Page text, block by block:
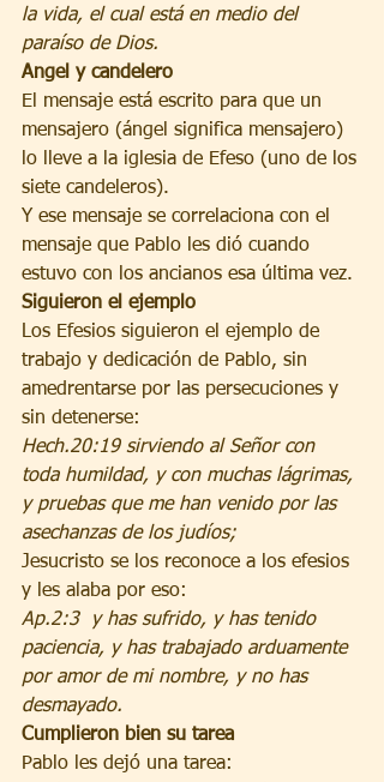
la vida, el cual está en medio del
paraíso de Dios.
Angel y candelero
El mensaje está escrito para que un
mensajero (ángel significa mensajero)
lo lleve a la iglesia de Efeso (uno de los
siete candeleros).
Y ese mensaje se correlaciona con el
mensaje que Pablo les dió cuando
estuvo con los ancianos esa última vez.
Siguieron el ejemplo
Los Efesios siguieron el ejemplo de
trabajo y dedicación de Pablo, sin
amedrentarse por las persecuciones y
sin detenerse:
Hech.20:19 sirviendo al Señor con
toda humildad, y con muchas lágrimas,
y pruebas que me han venido por las
asechanzas de los judíos;
Jesucristo se los reconoce a los efesios
y les alaba por eso:
Ap.2:3  y has sufrido, y has tenido
paciencia, y has trabajado arduamente
por amor de mi nombre, y no has
desmayado.
Cumplieron bien su tarea
Pablo les dejó una tarea: